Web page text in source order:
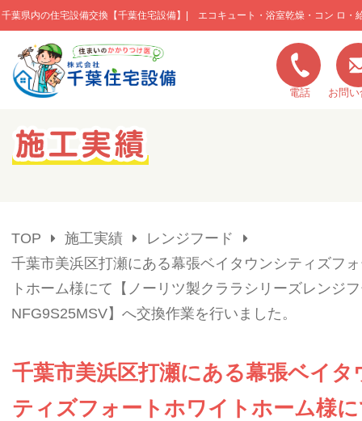
千葉県内の住宅設備交換【千葉住宅設備】| エコキュート・浴室乾燥・コン ロ・
このページの本文へ移動
電話 お問
キャンペーン一覧
弊社の特色
お問い合わせ
TOP 施工実績
レンジフード
千葉市美浜区打瀬にある幕張ベイタウンシティズフ
トホーム様にて【ノーリツ製クララシリーズレンジ
NFG9S25MSV】へ交換作業を行いました。
千葉市美浜区打瀬にある幕張ベイタ
ティズフォートホワイトホーム様